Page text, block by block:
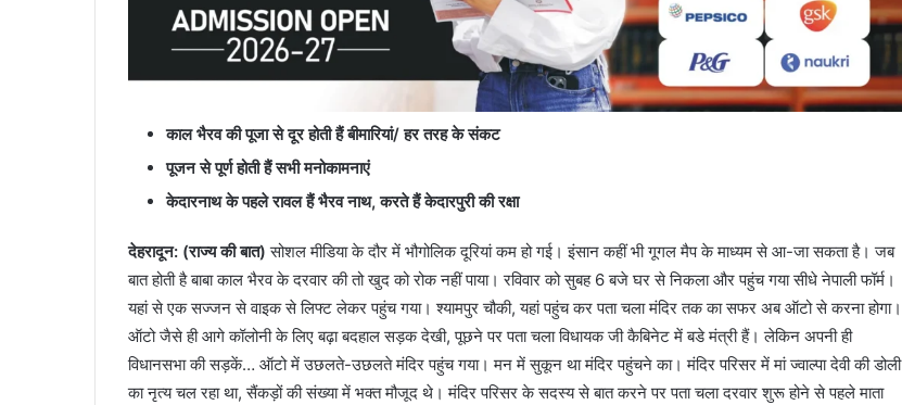
काल भैरव की पूजा से दूर होती हैं बीमारियां/ हर तरह के संकट
पूजन से पूर्ण होती हैं सभी मनोकामनाएं
केदारनाथ के पहले रावल हैं भैरव नाथ, करते हैं केदारपुरी की रक्षा
देहरादून: (राज्य की बात) सोशल मीडिया के दौर में भौगोलिक दूरियां कम हो गई। इंसान कहीं भी गूगल मैप के माध्यम से आ-जा सकता है। जब
बात होती है बाबा काल भैरव के दरवार की तो खुद को रोक नहीं पाया। रविवार को सुबह 6 बजे घर से निकला और पहुंच गया सीधे नेपाली फॉर्म।
यहां से एक सज्जन से वाइक से लिफ्ट लेकर पहुंच गया। श्यामपुर चौकी, यहां पहुंच कर पता चला मंदिर तक का सफर अब ऑटो से करना होगा।
ऑटो जैसे ही आगे कॉलोनी के लिए बढ़ा बदहाल सड़क देखी, पूछने पर पता चला विधायक जी कैबिनेट में बडे मंत्री हैं। लेकिन अपनी ही
विधानसभा की सड़कें… ऑटो में उछलते-उछलते मंदिर पहुंच गया। मन में सुकून था मंदिर पहुंचने का। मंदिर परिसर में मां ज्वाल्पा देवी की डोली
का नृत्य चल रहा था, सैंकड़ों की संख्या में भक्त मौजूद थे। मंदिर परिसर के सदस्य से बात करने पर पता चला दरवार शुरू होने से पहले माता